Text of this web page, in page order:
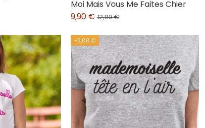
Moi Mais Vous Me Faites Chier
9,90 € 12,90 €
-3,00 €